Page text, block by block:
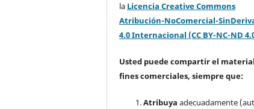
la Licencia Creative Commons
Atribución-NoComercial-
4.0 Internacional (CC BY-NC-ND
Usted puede compartir el
fines comerciales, siempre que:
Atribuya adecuadamente